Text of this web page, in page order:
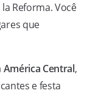
Reforma. Você
que
América Central,
e festa